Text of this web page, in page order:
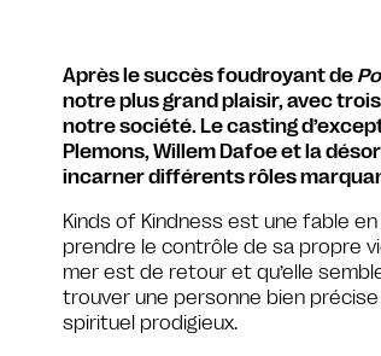
Après le succès foudroyant de
notre plus grand plaisir, avec
notre société. Le casting
Plemons, Willem Dafoe et la
incarner différents rôles
Kinds of Kindness est une fable
prendre le contrôle de sa propre
mer est de retour et qu’elle
trouver une personne bien
spirituel prodigieux.